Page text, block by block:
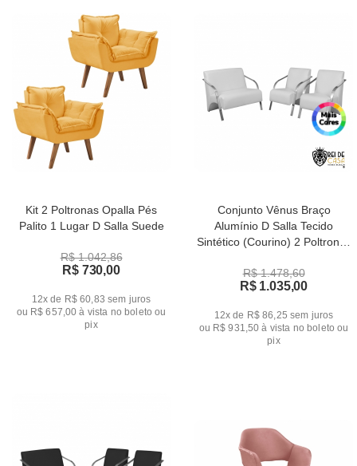
Kit 2 Poltronas Opalla Pés
Palito 1 Lugar D Salla Suede
R$ 1.042,86
R$ 730,00
12x de R$ 60,83 sem juros
ou R$ 657,00 à vista no boleto ou
pix
Conjunto Vênus Braço
Alumínio D Salla Tecido
Sintético (Courino) 2 Poltronas
R$ 1.478,60
R$ 1.035,00
12x de R$ 86,25 sem juros
ou R$ 931,50 à vista no boleto ou
pix